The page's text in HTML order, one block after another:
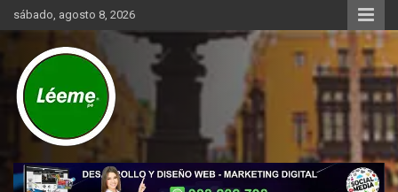
Skip
to
sábado, agosto 8, 2026
Léeme.pe
Noticias de actualidad del mundo distrital, vecinal, municipal y de
negocios a nivel de Lima Metropolitana, sin descuidar las noticias